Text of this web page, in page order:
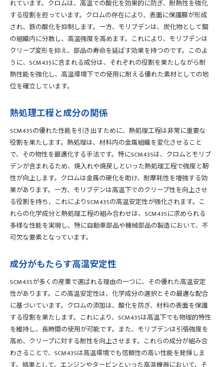
れています。クロムは、高温での酸化を効果的に防ぎ、耐熱性を強化
する役割を担っています。クロムの存在により、表面に保護膜が形成
され、鉄の酸化を抑制します。一方、モリブデンは、炭化物として鋼
の組織内に分散し、高温強度を高めます。これにより、モリブデンは
クリープ変形を抑え、部品の寿命を延ばす効果を持つのです。このよ
うに、SCM435に含まれる成分は、それぞれの役割を果たしながら耐
熱性能を強化し、高温環境下での使用に耐える優れた素材としての地
位を確立しています。
熱処理工程と成分の関係
SCM435の優れた性能を引き出すために、熱処理工程は非常に重要な
役割を果たします。熱処理は、材料内の金属組織を変化させること
で、その物性を最適化する手法です。特にSCM435は、クロムとモリブ
デンが含まれるため、焼入れや焼戻しといった熱処理工程で強度と靭
性が向上します。クロムは金属の硬化を助け、耐摩耗性を増強する効
果があります。一方、モリブデンは高温下でのクリープ性を向上させ
る役割を持ち、これによりSCM435の高温安定性が強化されます。こ
れらの化学成分と熱処理工程の組み合わせは、SCM435に求められる
多様な性能を実現し、特に自動車部品や機械部品の製造において、不
可欠な要素となっています。
成分がもたらす高温安定性
SCM435が多くの産業で選ばれる理由の一つに、その優れた高温安定
性があります。この高温安定性は、化学成分の選択とその最適な配合
に基づいています。クロムの添加は、酸化を防ぎ、材料の表面を保護
する役割を果たします。これにより、SCM435は高温下でも物理的特性
を維持し、長時間の使用が可能です。また、モリブデンは引張強度を
高め、クリープに対する耐性を向上させます。これらの成分が組み合
わさることで、SCM435は高温環境でも信頼性の高い性能を発揮しま